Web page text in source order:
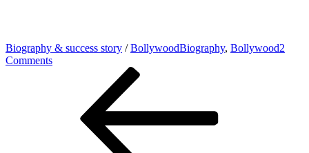
Biography & success story /BollywoodBiography, Bollywood2
Commentson
Biography